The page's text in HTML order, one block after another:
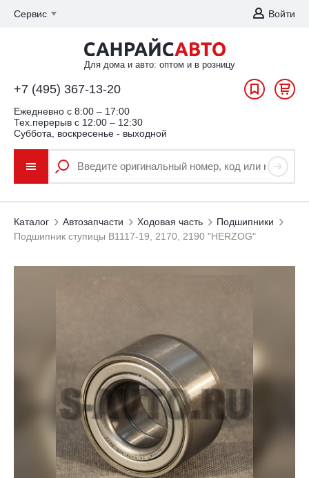
Сервис Войти
Для дома и авто: оптом и в розницу
+7 (495) 367-13-20
Ежедневно c 8:00 – 17:00
Тех.перерыв с 12:00 – 12:30
Суббота, воскресенье - выходной
Каталог Автозапчасти Ходовая часть
Подшипники
Подшипник ступицы В1117-19, 2170, 2190 "HERZOG"